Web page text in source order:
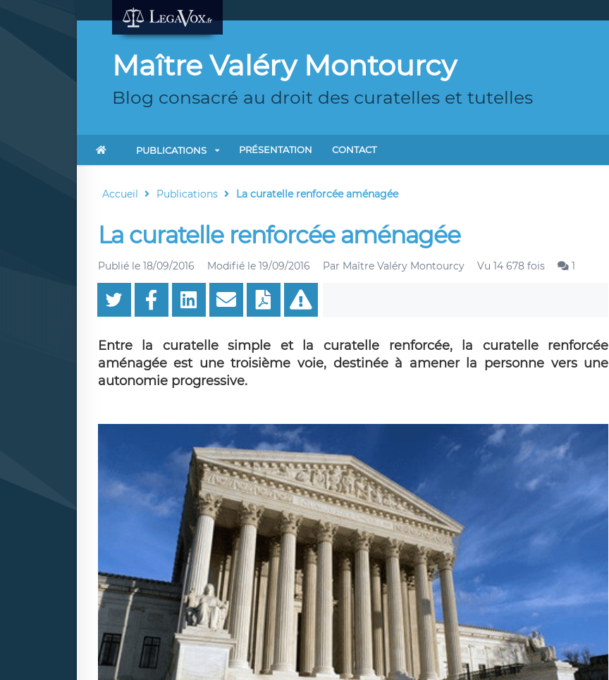
Maître Valéry Montourcy
Blog consacré au droit des curatelles et tutelles
PUBLICATIONS PRÉSENTATION CONTACT
Accueil Publications La curatelle renforcée aménagée
La curatelle renforcée aménagée
Publié le 18/09/2016 Modifié le 19/09/2016 Par Maître Valéry Montourcy Vu 14 678 fois 1
Entre la curatelle simple et la curatelle renforcée, la curatelle renforcée
aménagée est une troisième voie, destinée à amener la personne vers une
autonomie progressive.